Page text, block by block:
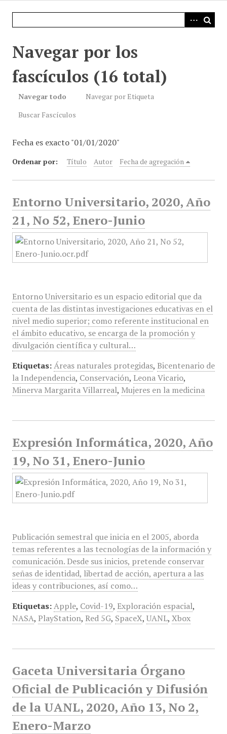
Navegar por los
fascículos (16 total)
Navegar todo
Navegar por Etiqueta
Buscar Fascículos
Fecha es exacto "01/01/2020"
Ordenar por: Título Autor Fecha de agregación
Entorno Universitario, 2020, Año
21, No 52, Enero-Junio
Entorno Universitario es un espacio editorial que da
cuenta de las distintas investigaciones educativas en el
nivel medio superior; como referente institucional en
el ámbito educativo, se encarga de la promoción y
divulgación científica y cultural…
Etiquetas: Áreas naturales protegidas, Bicentenario de
la Independencia, Conservación, Leona Vicario,
Minerva Margarita Villarreal, Mujeres en la medicina
Expresión Informática, 2020, Año
19, No 31, Enero-Junio
Publicación semestral que inicia en el 2005, aborda
temas referentes a las tecnologías de la información y
comunicación. Desde sus inicios, pretende conservar
señas de identidad, libertad de acción, apertura a las
ideas y contribuciones, así como…
Etiquetas: Apple, Covid-19, Exploración espacial,
NASA, PlayStation, Red 5G, SpaceX, UANL, Xbox
Gaceta Universitaria Órgano
Oficial de Publicación y Difusión
de la UANL, 2020, Año 13, No 2,
Enero-Marzo